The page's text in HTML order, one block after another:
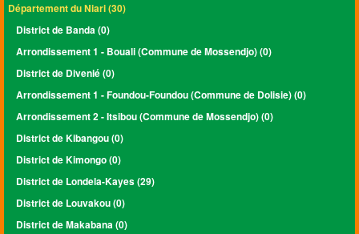
Département du Niari (30)
District de Banda (0)
Arrondissement 1 - Bouali (Commune de Mossendjo) (0)
District de Divenié (0)
Arrondissement 1 - Foundou-Foundou (Commune de Dolisie) (0)
Arrondissement 2 - Itsibou (Commune de Mossendjo) (0)
District de Kibangou (0)
District de Kimongo (0)
District de Londela-Kayes (29)
District de Louvakou (0)
District de Makabana (0)